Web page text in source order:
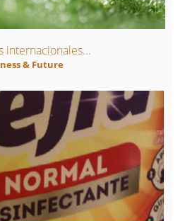
internacionales...
& Future